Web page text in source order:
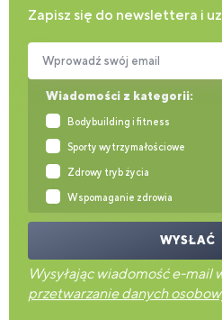
Zapisz się do newslettera i
Wiadomości z kategorii:
Bodybuilding i fitness
Sporty wytrzymałościowe
Zdrowy tryb życia
Wspomaganie zdrowia
Wprowadź swój email
WYSŁAĆ
Wysyłając wiadomość e-mail
przetwarzanie danych